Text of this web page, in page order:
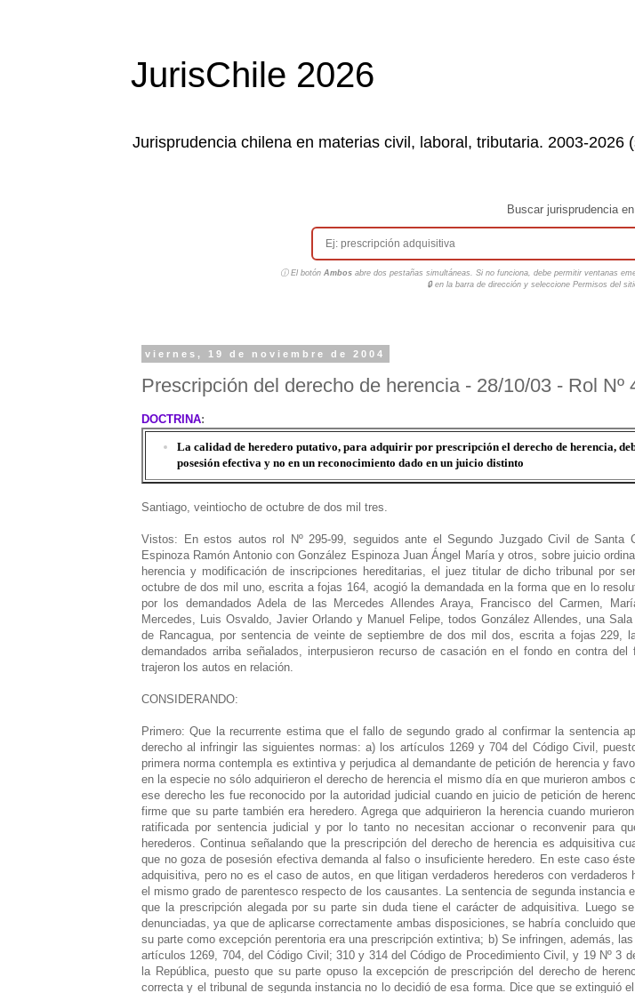
JurisChile 2026
Jurisprudencia chilena en materias civil, laboral, tributaria. 2003-2026
Buscar jurisprudencia
ⓘ El botón Ambosabre dos pestañas simultáneas. Si no funciona, debe permitir ventanas
🔒 en la barra de dirección y seleccione Permisos del
viernes, 19 de noviembre de 2004
Prescripción del derecho de herencia - 28/10/03 - Rol Nº
DOCTRINA:
La calidad de heredero putativo, para adquirir por prescripción el derecho de herencia,
posesión efectiva y no en un reconocimiento dado en un juicio distinto
Santiago, veintiocho de octubre de dos mil tres.
Vistos: En estos autos rol Nº 295-99, seguidos ante el Segundo Juzgado Civil de Santa
Espinoza Ramón Antonio con González Espinoza Juan Ángel María y otros, sobre juicio
herencia y modificación de inscripciones hereditarias, el juez titular de dicho tribunal por
octubre de dos mil uno, escrita a fojas 164, acogió la demandada en la forma que en lo
por los demandados Adela de las Mercedes Allendes Araya, Francisco del Carmen,
Mercedes, Luis Osvaldo, Javier Orlando y Manuel Felipe, todos González Allendes, una
de Rancagua, por sentencia de veinte de septiembre de dos mil dos, escrita a fojas 229,
demandados arriba señalados, interpusieron recurso de casación en el fondo en contra
trajeron los autos en relación.
CONSIDERANDO:
Primero: Que la recurrente estima que el fallo de segundo grado al confirmar la sentencia
derecho al infringir las siguientes normas: a) los artículos 1269 y 704 del Código Civil,
primera norma contempla es extintiva y perjudica al demandante de petición de herencia y
en la especie no sólo adquirieron el derecho de herencia el mismo día en que murieron ambos
ese derecho les fue reconocido por la autoridad judicial cuando en juicio de petición de
firme que su parte también era heredero. Agrega que adquirieron la herencia cuando
ratificada por sentencia judicial y por lo tanto no necesitan accionar o reconvenir para
herederos. Continua señalando que la prescripción del derecho de herencia es adquisitiva
que no goza de posesión efectiva demanda al falso o insuficiente heredero. En este caso
adquisitiva, pero no es el caso de autos, en que litigan verdaderos herederos con verdaderos
el mismo grado de parentesco respecto de los causantes. La sentencia de segunda instancia
que la prescripción alegada por su parte sin duda tiene el carácter de adquisitiva. Luego
denunciadas, ya que de aplicarse correctamente ambas disposiciones, se habría concluido
su parte como excepción perentoria era una prescripción extintiva; b) Se infringen, además,
artículos 1269, 704, del Código Civil; 310 y 314 del Código de Procedimiento Civil, y 19 Nº 3
la República, puesto que su parte opuso la excepción de prescripción del derecho de
correcta y el tribunal de segunda instancia no lo decidió de esa forma. Dice que se extinguió